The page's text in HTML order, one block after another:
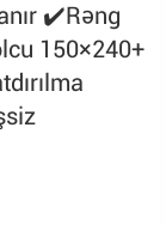
✔️Rəng
150×240+